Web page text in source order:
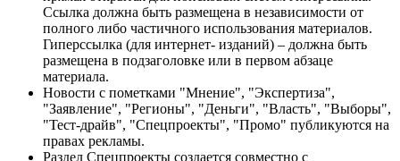
Ссылка должна быть размещена в независимости от
полного либо частичного использования материалов.
Гиперссылка (для интернет- изданий) – должна быть
размещена в подзаголовке или в первом абзаце
материала.
Новости с пометками "Мнение", "Экспертиза",
"Заявление", "Регионы", "Деньги", "Власть", "Выборы",
"Тест-драйв", "Спецпроекты", "Промо" публикуются на
правах рекламы.
Раздел Спецпроекты создается совместно с